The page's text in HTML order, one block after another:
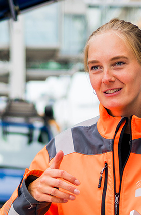
im Hafen am